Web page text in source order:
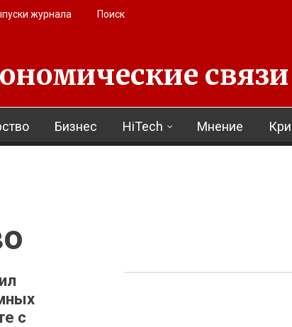
журнала Поиск
связи
Бизнес HiTech Мнение
с